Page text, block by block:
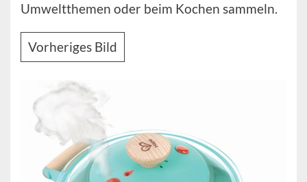
Umweltthemen oder beim Kochen sammeln.
Vorheriges Bild